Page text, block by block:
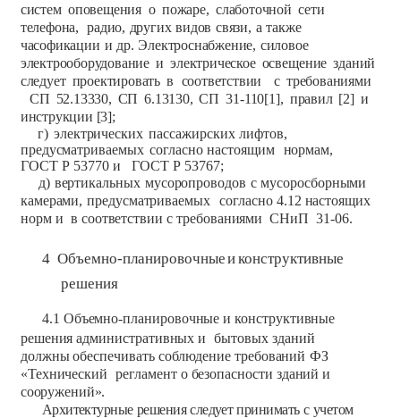
систем оповещения о пожаре, слаботочной сети
телефона, радио, других видов связи, а также
часофикации и др. Электроснабжение, силовое
электрооборудование и электрическое освещение зданий
следует проектировать в соответствии с требованиями
СП 52.13330, СП 6.13130, СП 31-110[1], правил [2] и
инструкции [3];
г) электрических пассажирских лифтов,
предусматриваемых согласно настоящим нормам,
ГОСТ Р 53770 и ГОСТ Р 53767;
д) вертикальных мусоропроводов с мусоросборными
камерами, предусматриваемых согласно4.12 настоящих
норм и в соответствии с требованиями СНиП 31-06.
4 Объемно-планировочныеиконструктивные
решения
4.1 Объемно-планировочные иконструктивные
решения административныхи бытовых зданий
должны обеспечивать соблюдение требований ФЗ
«Технический регламенто безопасности зданий и
сооружений».
Архитектурные решения следует приниматьс учетом